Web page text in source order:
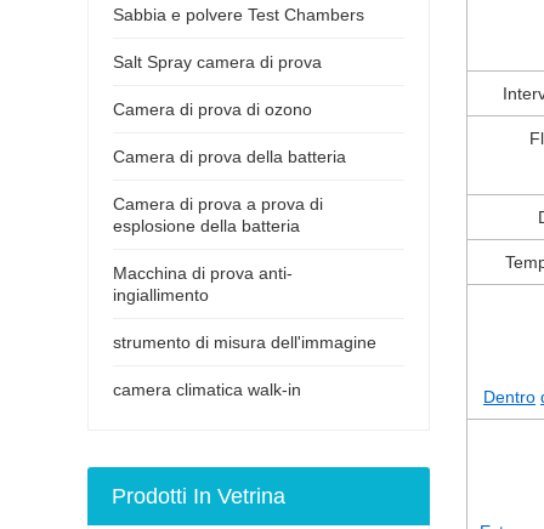
Dentro
Sabbia e polvere Test Chambers
Salt Spray camera di prova
Camera di prova di ozono
Camera di prova della batteria
Camera di prova a prova di
esplosione della batteria
Macchina di prova anti-
ingiallimento
strumento di misura dell'immagine
camera climatica walk-in
Prodotti In Vetrina